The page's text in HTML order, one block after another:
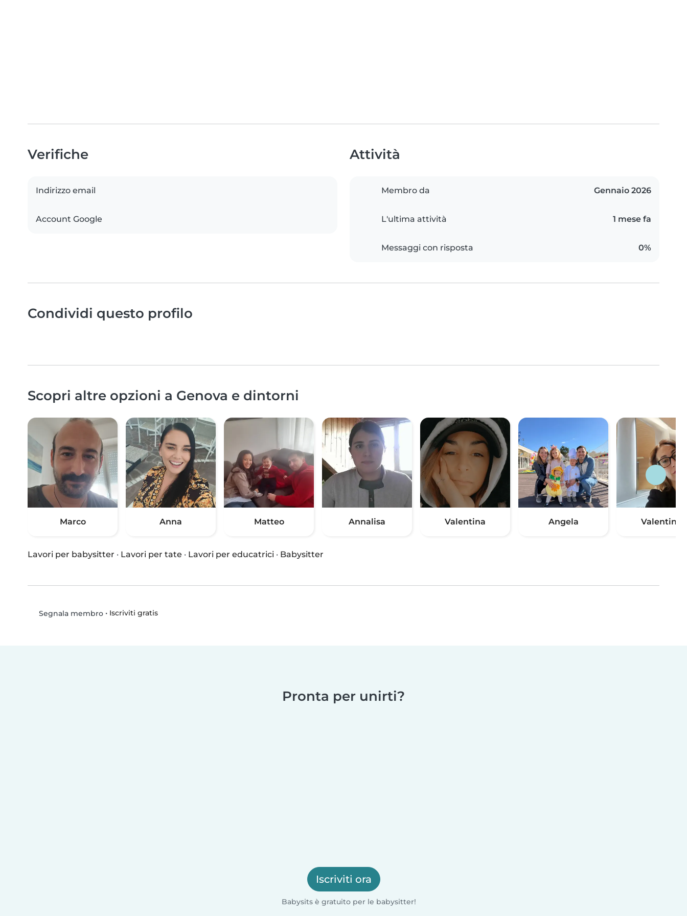
Verifiche
Indirizzo email
Account Google
Attività
Membro da Gennaio 2026
L'ultima attività 1 mese fa
Messaggi con risposta 0%
Condividi questo profilo
Scopri altre opzioni a Genova e dintorni
Marco Anna Matteo Annalisa Valentina Angela Valentina
Lavori per babysitter · Lavori per tate · Lavori per educatrici · Babysitter
Segnala membro• Iscriviti gratis
Pronta per unirti?
Iscriviti ora
Babysits è gratuito per le babysitter!